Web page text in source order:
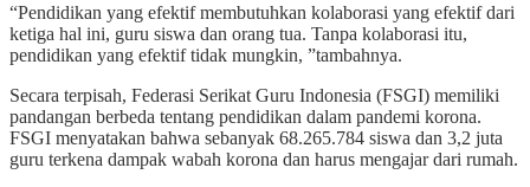
“Pendidikan yang efektif membutuhkan kolaborasi yang efektif dari
ketiga hal ini, guru siswa dan orang tua. Tanpa kolaborasi itu,
pendidikan yang efektif tidak mungkin, ”tambahnya.
Secara terpisah, Federasi Serikat Guru Indonesia (FSGI) memiliki
pandangan berbeda tentang pendidikan dalam pandemi korona.
FSGI menyatakan bahwa sebanyak 68.265.784 siswa dan 3,2 juta
guru terkena dampak wabah korona dan harus mengajar dari rumah.